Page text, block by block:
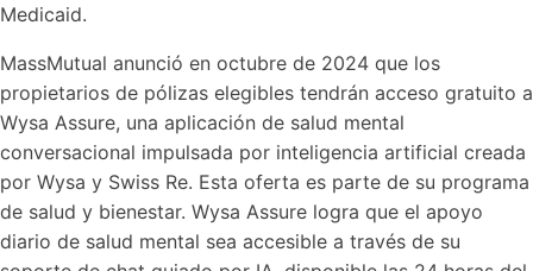
Medicaid.
MassMutual anunció en octubre de 2024 que los
propietarios de pólizas elegibles tendrán acceso gratuito a
Wysa Assure, una aplicación de salud mental
conversacional impulsada por inteligencia artificial creada
por Wysa y Swiss Re. Esta oferta es parte de su programa
de salud y bienestar. Wysa Assure logra que el apoyo
diario de salud mental sea accesible a través de su